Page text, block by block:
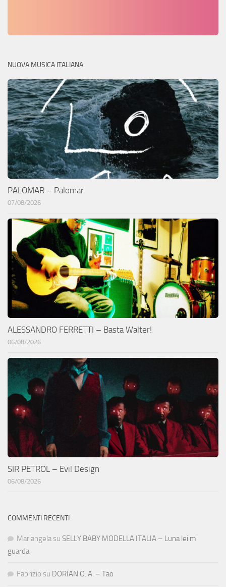
NUOVA MUSICA ITALIANA
PALOMAR – Palomar
07/08/2026
ALESSANDRO FERRETTI – Basta Walter!
06/08/2026
SIR PETROL – Evil Design
06/08/2026
COMMENTI RECENTI
Mariangela su SELLY BABY MODELLA ITALIA – Luna lei mi
guarda
Fabrizio su DORIAN O. A. – Tao